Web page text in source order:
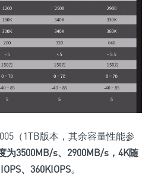
（1TB版本，其余容量性能参
为3500MB/s、2900MB/s，4K随
、360KIOPS。